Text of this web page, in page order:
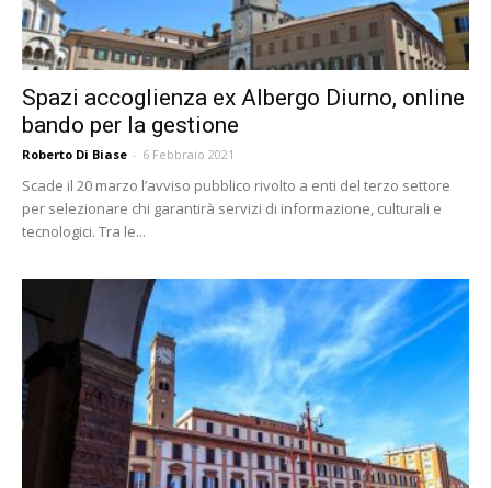
Spazi accoglienza ex Albergo Diurno, online
bando per la gestione
Roberto Di Biase - 6 Febbraio 2021
Scade il 20 marzo l’avviso pubblico rivolto a enti del terzo settore
per selezionare chi garantirà servizi di informazione, culturali e
tecnologici. Tra le...